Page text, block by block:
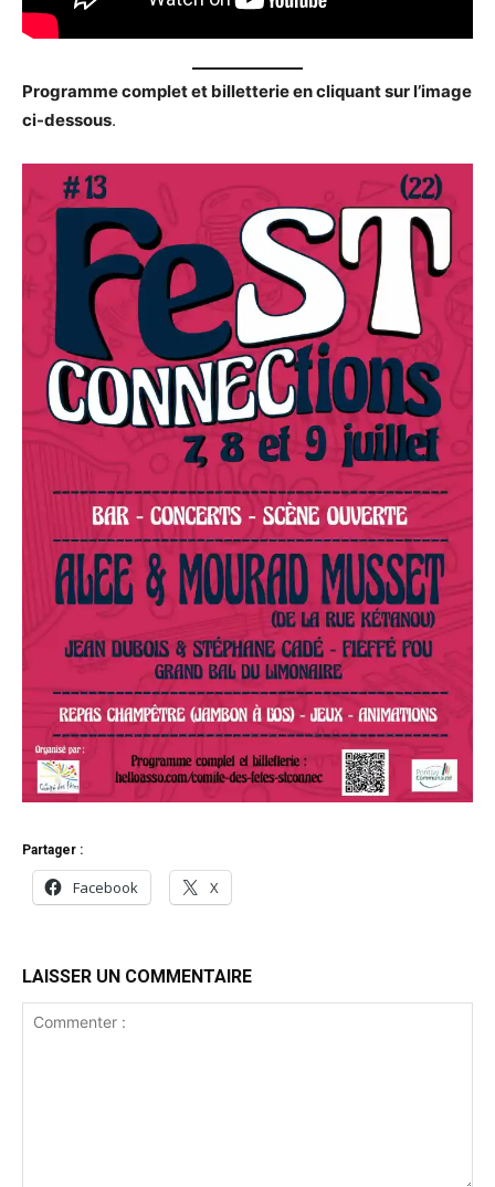
Programme complet et billetterie en cliquant sur l’image
ci-dessous.
Partager :
Facebook X
LAISSER UN COMMENTAIRE